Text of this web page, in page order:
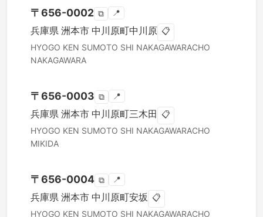
〒656-0002 ⧉ 📍
兵庫県 洲本市 中川原町中川原 📋
HYOGO KEN SUMOTO SHI NAKAGAWARACHO
NAKAGAWARA
〒656-0003 ⧉ 📍
兵庫県 洲本市 中川原町三木田 📋
HYOGO KEN SUMOTO SHI NAKAGAWARACHO
MIKIDA
〒656-0004 ⧉ 📍
兵庫県 洲本市 中川原町安坂 📋
HYOGO KEN SUMOTO SHI NAKAGAWARACHO